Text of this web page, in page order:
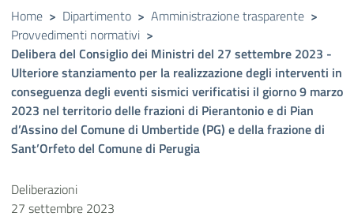
Condividi su Twitter
Condividi su LinkedIn
Home > Dipartimento > Amministrazione trasparente >
Provvedimenti normativi >
Delibera del Consiglio dei Ministri del 27 settembre 2023 -
Ulteriore stanziamento per la realizzazione degli interventi in
conseguenza degli eventi sismici verificatisi il giorno 9 marzo
2023 nel territorio delle frazioni di Pierantonio e di Pian
d’Assino del Comune di Umbertide (PG) e della frazione di
Sant’Orfeto del Comune di Perugia
Deliberazioni
27 settembre 2023